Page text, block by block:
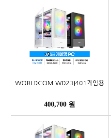
WORLDCOM WD23I401게임용
400,700 원